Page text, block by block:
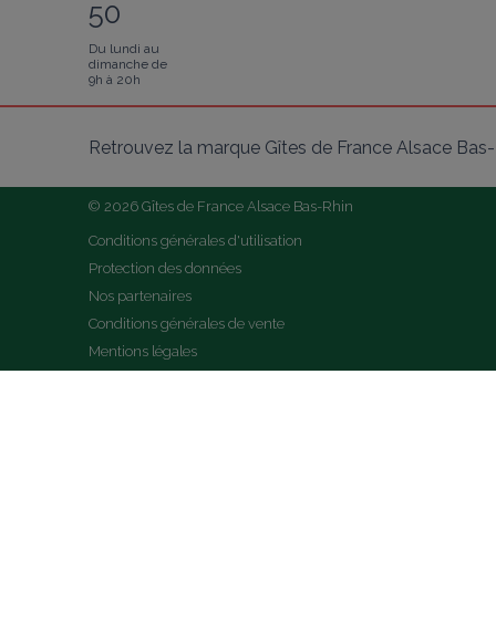
50
Du lundi au
dimanche de
9h à 20h
Retrouvez la marque Gîtes de France Alsace
© 2026 Gîtes de France Alsace Bas-Rhin
Conditions générales d'utilisation
Protection des données
Nos partenaires
Conditions générales de vente
Mentions légales